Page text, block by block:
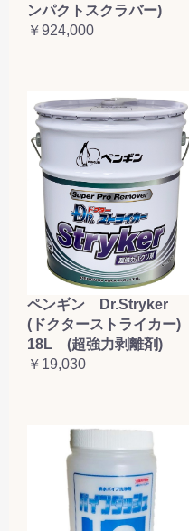
ンパクトスクラバー)
￥924,000
ペンギン Dr.Stryker
(ドクターストライカー)
18L (超強力剥離剤)
￥19,030